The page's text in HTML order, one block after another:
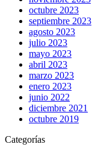
octubre 2023
septiembre 2023
agosto 2023
julio 2023
mayo 2023
abril 2023
marzo 2023
enero 2023
junio 2022
diciembre 2021
octubre 2019
Categorías